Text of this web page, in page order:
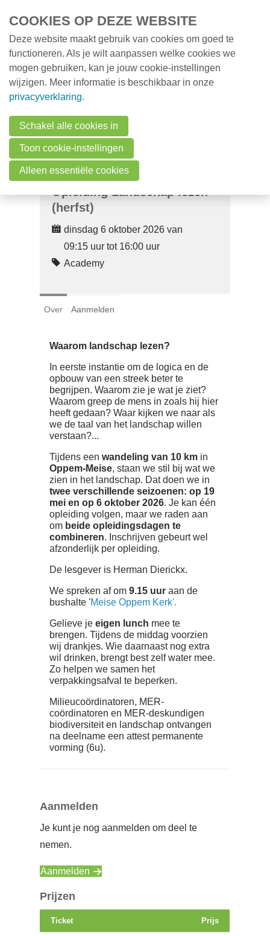
MENU
Opleiding Landschap lezen
(herfst)
dinsdag 6 oktober 2026 van
09:15 uur tot 16:00 uur
Academy
Over Aanmelden
Waarom landschap lezen?
In eerste instantie om de logica en de
opbouw van een streek beter te
begrijpen. Waarom zie je wat je ziet?
Waarom greep de mens in zoals hij hier
heeft gedaan? Waar kijken we naar als
we de taal van het landschap willen
verstaan?...
Tijdens een wandeling van 10 km in
Oppem-Meise, staan we stil bij wat we
zien in het landschap. Dat doen we in
twee verschillende seizoenen: op 19
mei en op 6 oktober 2026. Je kan één
opleiding volgen, maar we raden aan
om beide opleidingsdagen te
combineren. Inschrijven gebeurt wel
afzonderlijk per opleiding.
De lesgever is Herman Dierickx.
We spreken af om9.15 uur aan de
bushalte 'Meise Oppem Kerk'.
Gelieve jeeigen lunch mee te
brengen. Tijdens de middag voorzien
wij drankjes. Wie daarnaast nog extra
wil drinken, brengt best zelf water mee.
Zo helpen we samen het
verpakkingsafval te beperken.
Milieucoördinatoren, MER-
coördinatoren en MER-deskundigen
biodiversiteit en landschap ontvangen
na deelname een attest permanente
vorming (6u).
Aanmelden
Je kunt je nog aanmelden om deel te
nemen.
Aanmelden
Prijzen
Ticket Prijs
Milieunieuws
Vacatures
Zoeken
COOKIES OP DEZE WEBSITE
Deze website maakt gebruik van cookies om goed te
functioneren. Als je wilt aanpassen welke cookies we
mogen gebruiken, kan je jouw cookie-instellingen
wijzigen. Meer informatie is beschikbaar in onze
privacyverklaring.
Schakel alle cookies in
Toon cookie-instellingen
Alleen essentiële cookies